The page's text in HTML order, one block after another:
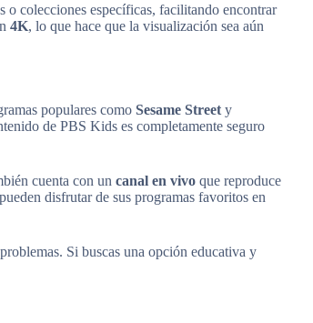
o colecciones específicas, facilitando encontrar
4K, lo que hace que la visualización sea aún
populares como Sesame Streety
de PBS Kids es completamente seguro
cuenta con un canal en vivo que reproduce
disfrutar de sus programas favoritos en
Si buscas una opción educativa y